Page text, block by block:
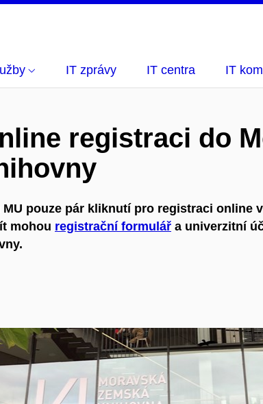
IT zprávy IT centra IT
registraci do
pouze pár kliknutí pro registraci online v
mohou registrační formulář a univerzitní